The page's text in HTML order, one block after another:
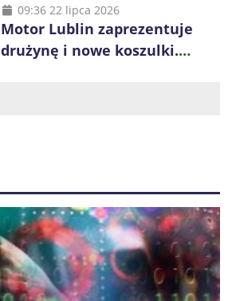
zespół w sezonie 2026/27
09:36 22 lipca 2026
Motor Lublin zaprezentuje
drużynę i nowe koszulki.